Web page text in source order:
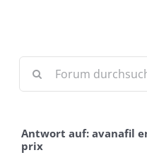
Antwort auf: avanafil
prix